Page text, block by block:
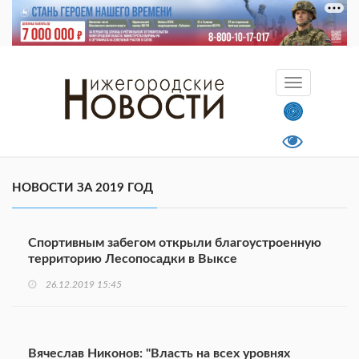
НОВОСТИ ЗА 2019 ГОД
Спортивным забегом открыли благоустроенную
территорию Лесопосадки в Выксе
26.12.2019 15:45
Вячеслав Никонов: "Власть на всех уровнях